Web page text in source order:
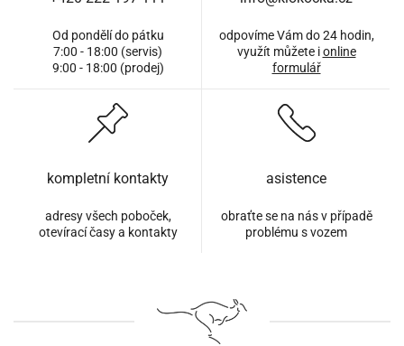
Od pondělí do pátku
7:00 - 18:00 (servis)
9:00 - 18:00 (prodej)
odpovíme Vám do 24 hodin,
využít můžete ionline
formulář
kompletní kontakty
adresy všech poboček,
otevírací časy a kontakty
asistence
obraťte se na nás v případě
problému s vozem